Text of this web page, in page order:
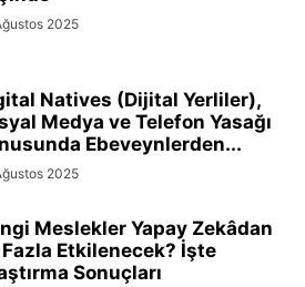
2025
Natives (Dijital Yerliler),
Medya ve Telefon Yasağı
Ebeveynlerden...
2025
Meslekler Yapay Zekâdan
Fazla Etkilenecek? İşte
Sonuçları